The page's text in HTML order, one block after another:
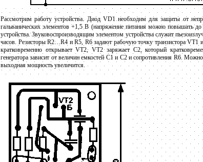
Рассмотрим работу устройства. Диод VD1 необходим для защиты от
гальванических элементов +1,5 В (напряжение питания можно повышать
устройства. Звуковоспроизводящим элементом устройства служит
часов. Резисторы R2…R4 и R5, R6 задают рабочую точку транзистора
кратковременно открывает VT2, VT2 заряжает С2, который
генератора зависит от величин емкостей С1 и С2 и сопротивления R6.
выходная мощность увеличится.